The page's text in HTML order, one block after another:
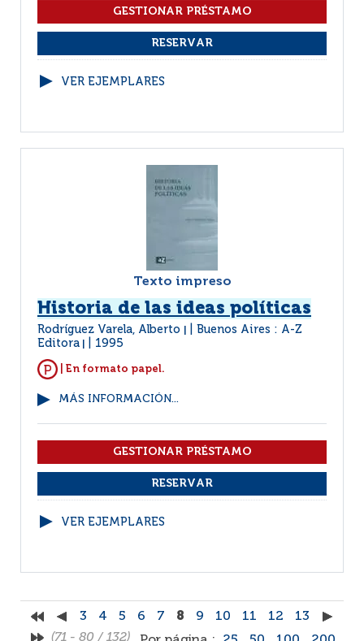
VER EJEMPLARES
Texto impreso
Historia de las ideas políticas
Rodríguez Varela, Alberto
Buenos Aires : A-Z
Editora
1995
| En formato papel.
MÁS INFORMACIÓN...
VER EJEMPLARES
3 4 5 6 7 8 9 10 11 12
13
(71 - 80 / 132)